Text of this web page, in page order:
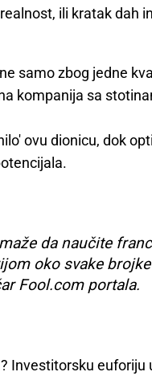
ili kratak dah
samo zbog jedne
kompanija sa
ovu dionicu, dok
da naučite
oko svake
Fool.com portala.
Investitorsku euforiju